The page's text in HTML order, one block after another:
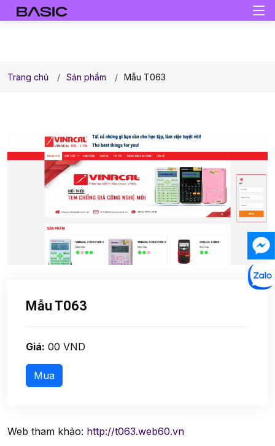
Trang chủ Sản phẩm Mẫu T063
Mẫu T063
Giá: 00 VND
Web tham khảo: http://t063.web60.vn